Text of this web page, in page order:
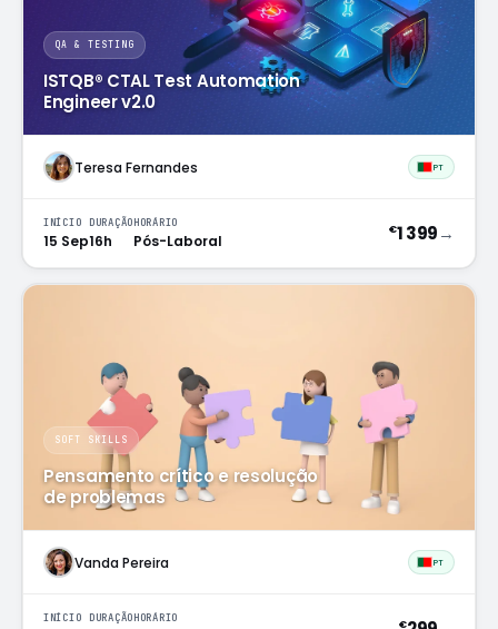
QA & TESTING
ISTQB® CTAL Test Automation
Engineer v2.0
Teresa Fernandes PT
INÍCIO
15 Sep
DURAÇÃO
16h
HORÁRIO
Pós-Laboral
€1 399→
SOFT SKILLS
Pensamento crítico e resolução
de problemas
Vanda Pereira PT
INÍCIO DURAÇÃOHORÁRIO €